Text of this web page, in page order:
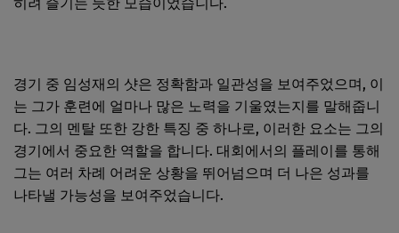
경기 중 임성재의 샷은 정확함과 일관성을 보여주었으며, 이
는 그가 훈련에 얼마나 많은 노력을 기울였는지를 말해줍니
다. 그의 멘탈 또한 강한 특징 중 하나로, 이러한 요소는 그의
경기에서 중요한 역할을 합니다. 대회에서의 플레이를 통해
그는 여러 차례 어려운 상황을 뛰어넘으며 더 나은 성과를
나타낼 가능성을 보여주었습니다.